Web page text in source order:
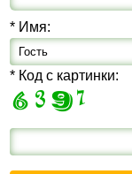
* Имя:
* Код с картинки: